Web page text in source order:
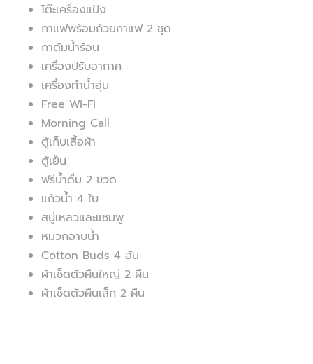
โต๊ะเครื่องแป้ง
กาแฟพร้อมถ้วยกาแฟ 2 ชุด
กาต้มน้ำร้อน
เครื่องปรับอากาศ
เครื่องทำน้ำอุ่น
Free Wi-Fi
Morning Call
ตู้เก็บเสื้อผ้า
ตู้เย็น
ฟรีน้ำดื่ม 2 ขวด
แก้วน้ำ 4 ใบ
สบู่เหลวและแชมพู
หมวกอาบน้ำ
Cotton Buds 4 อัน
ผ้าเช็ดตัวผืนใหญ่ 2 ผืน
ผ้าเช็ดตัวผืนเล็ก 2 ผืน